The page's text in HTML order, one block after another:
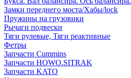
Замки переднего моста/Хабы/lock
Пружины на грузовики
Рычаги подвески
Тяги рулевые, Тяги реактивные
Фетры
Запчасти Cummins
Запчасти HOWO.SITRAK
Запчасти KATO